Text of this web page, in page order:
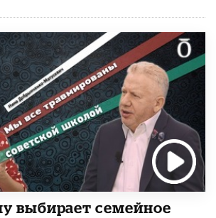
выбирает семейное